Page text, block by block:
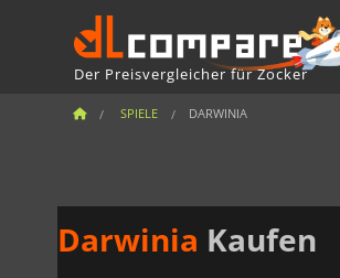
Der Preisvergleicher für Zocker
SPIELE DARWINIA
Darwinia Kaufen